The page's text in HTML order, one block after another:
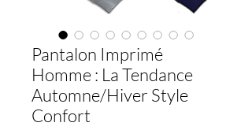
Pantalon Imprimé
Homme : La Tendance
Automne/Hiver Style
Confort